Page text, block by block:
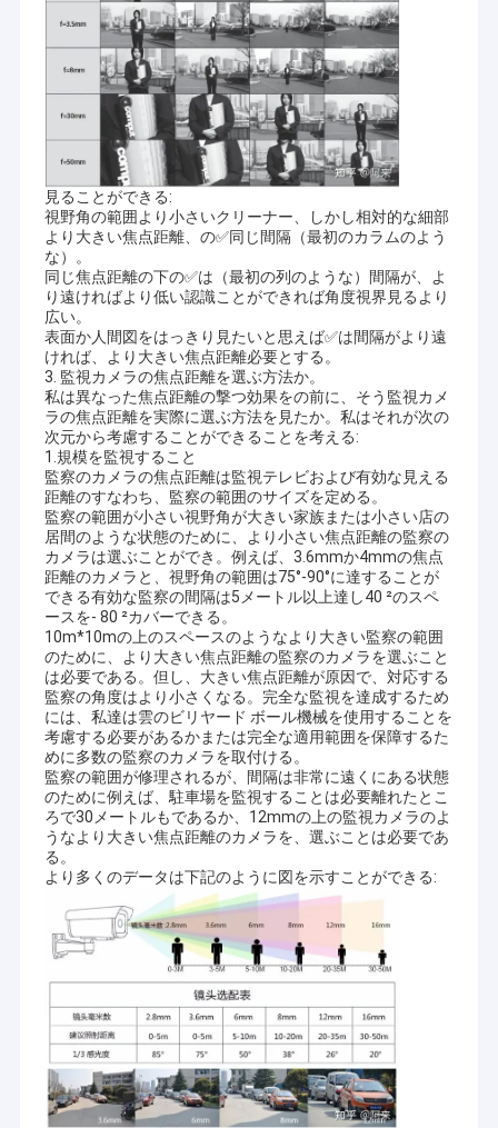
ホーム
製品
ビデオ
VRショー
企業情報
品質管理
お問い合わせ
ニュース
見ることができる:
視野角の範囲より小さいクリーナー、しかし相対的な細部
より大きい焦点距離、の✅同じ間隔（最初のカラムのよう
な）。
同じ焦点距離の下の✅は（最初の列のような）間隔が、よ
り遠ければより低い認識ことができれば角度視界見るより
広い。
表面か人間図をはっきり見たいと思えば✅は間隔がより遠
ければ、より大きい焦点距離必要とする。
3. 監視カメラの焦点距離を選ぶ方法か。
私は異なった焦点距離の撃つ効果をの前に、そう監視カメ
ラの焦点距離を実際に選ぶ方法を見たか。私はそれが次の
次元から考慮することができることを考える:
1.規模を監視すること
監察のカメラの焦点距離は監視テレビおよび有効な見える
距離のすなわち、監察の範囲のサイズを定める。
監察の範囲が小さい視野角が大きい家族または小さい店の
居間のような状態のために、より小さい焦点距離の監察の
カメラは選ぶことができ。例えば、3.6mmか4mmの焦点
距離のカメラと、視野角の範囲は75°-90°に達することが
できる有効な監察の間隔は5メートル以上達し40 ²のスペ
ースを- 80 ²カバーできる。
10m*10mの上のスペースのようなより大きい監察の範囲
のために、より大きい焦点距離の監察のカメラを選ぶこと
は必要である。但し、大きい焦点距離が原因で、対応する
監察の角度はより小さくなる。完全な監視を達成するため
には、私達は雲のビリヤード ボール機械を使用することを
考慮する必要があるかまたは完全な適用範囲を保障するた
めに多数の監察のカメラを取付ける。
監察の範囲が修理されるが、間隔は非常に遠くにある状態
のために例えば、駐車場を監視することは必要離れたとこ
ろで30メートルもであるか、12mmの上の監視カメラのよ
うなより大きい焦点距離のカメラを、選ぶことは必要であ
る。
より多くのデータは下記のように図を示すことができる:
シンセンSinoseenの技術Co.、株式会社は2009年3月に確立され
た。終わる十年のために、Sinoseenは設計および開発の製造業か
らのさまざまなOEM/ODMによってカスタマイズされるCMOSの
画像処理の解決を顧客に与えることに専用されていたアフターセ
ールスのワンストップservice.weに競争価格および最もよい質の
顧客を提供するために確信していて下さい。
現在、私達のプロダクトはUSBのカメラ モジュール、MIPIのカメ
ラ モジュール、VR、AR、3D、AI、身につけられる装置、ヘッド
ホーン、ガラスのロボット工学、IoT、医学の産業、agrotechny
のような多くの異なった地域のDVPのカメラでモジュール、携帯
電話のカメラ モジュール、ノートのカメラ モジュール、保安用
カメラ、車のカメラおよびスマートな砥石のカメラ プロダクト、
生物測定学、イメージ投射、マシン ビジョン、計算機視覚、保
証、等含む。カメラ モジュールとのあらゆる製品関連、
なたのための最もよい解決を見つけてもいい。